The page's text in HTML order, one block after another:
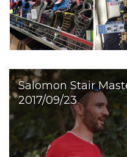
Salomon Stair
2017/09/23